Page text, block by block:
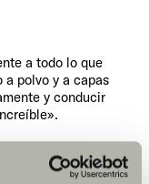
a todo lo que
a polvo y a capas
y conducir